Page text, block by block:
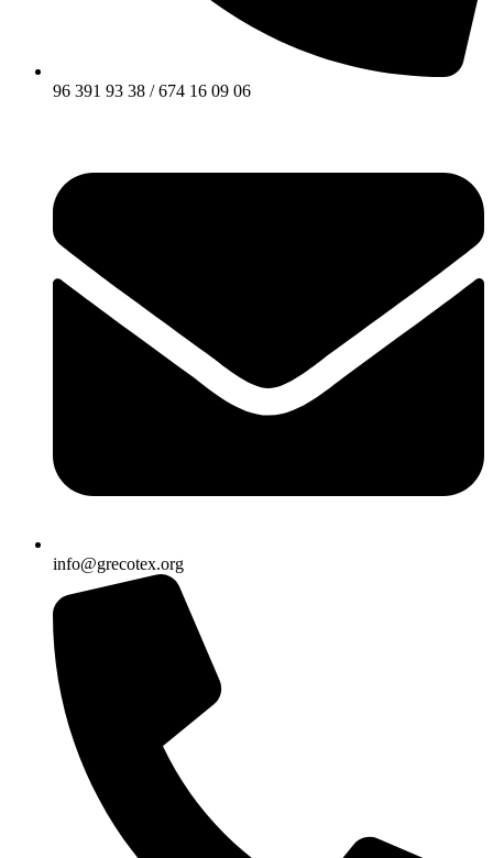
96 391 93 38 / 674 16 09 06
info@grecotex.org